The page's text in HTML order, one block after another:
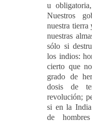
u
Nuestros
nuestra tierra
nuestras
sólo si
los indios:
cierto que
grado de
dosis de
revolución;
si en la
de